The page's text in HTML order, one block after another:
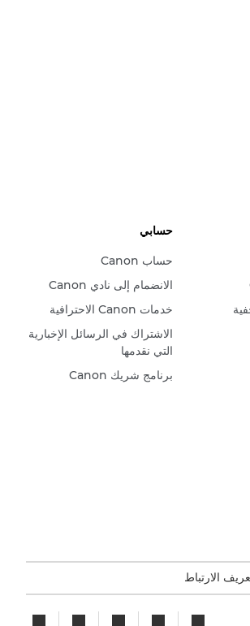
حسابي
حساب Canon
الانضمام إلى نادي Canon
خدمات Canon الاحترافية
الاشتراك في الرسائل الإخبارية
التي نقدمها
برنامج شريك Canon
الارتباط